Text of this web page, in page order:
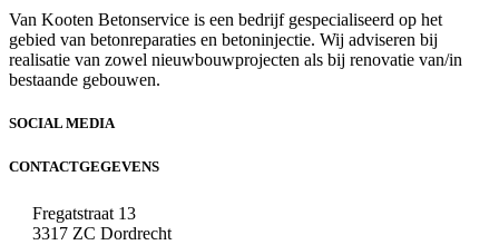
Van Kooten Betonservice is een bedrijf gespecialiseerd op het
gebied van betonreparaties en betoninjectie. Wij adviseren bij
realisatie van zowel nieuwbouwprojecten als bij renovatie van/in
bestaande gebouwen.
SOCIAL MEDIA
CONTACTGEGEVENS
Fregatstraat 13
3317 ZC Dordrecht